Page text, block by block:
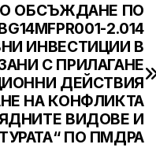
ОБСЪЖДАНЕ ПО
2.014
ИНВЕСТИЦИИ В
С ПРИЛАГАНЕ
ДЕЙСТВИЯ
НА КОНФЛИКТА
ВИДОВЕ И
ПО ПМДРА